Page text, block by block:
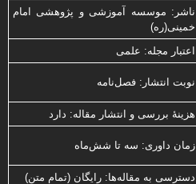
ناشر: موسسه آموزشی و پژوهشی امام
خمینی(ره)
اعتبار مجله: علمی
نوبت انتشار: فصل‌نامه
هزینۀ بررسی و انتشار مقاله: دارد
زمان داوری: سه تا شش‌ماه
دسترسی به مقاله‌ها: رایگان (تمام متن)